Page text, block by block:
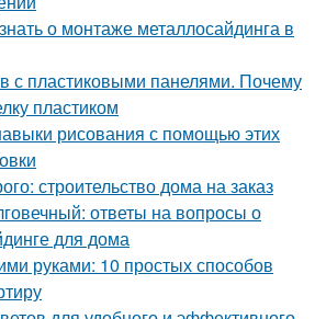
о монтаже металлосайдинга в
с пластиковыми панелями. Почему
пластиком
рисования с помощью этих
строительство дома на заказ
ответы на вопросы о
для дома
руками: 10 простых способов